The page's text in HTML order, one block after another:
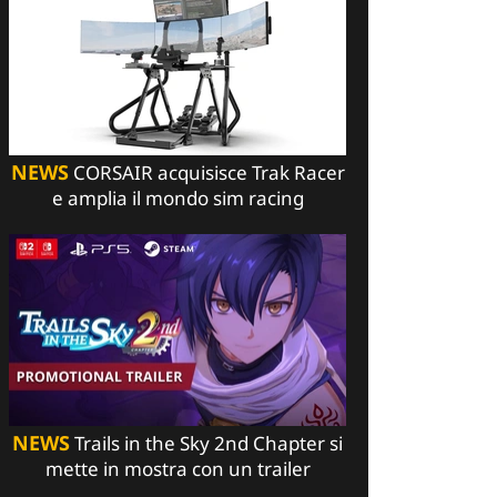
NEWSCORSAIR acquisisce Trak Racer
e amplia il mondo sim racing
NEWSTrails in the Sky 2nd Chapter si
mette in mostra con un trailer